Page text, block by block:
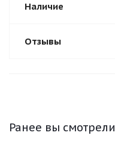
Наличие
Отзывы
Ранее вы смотрели